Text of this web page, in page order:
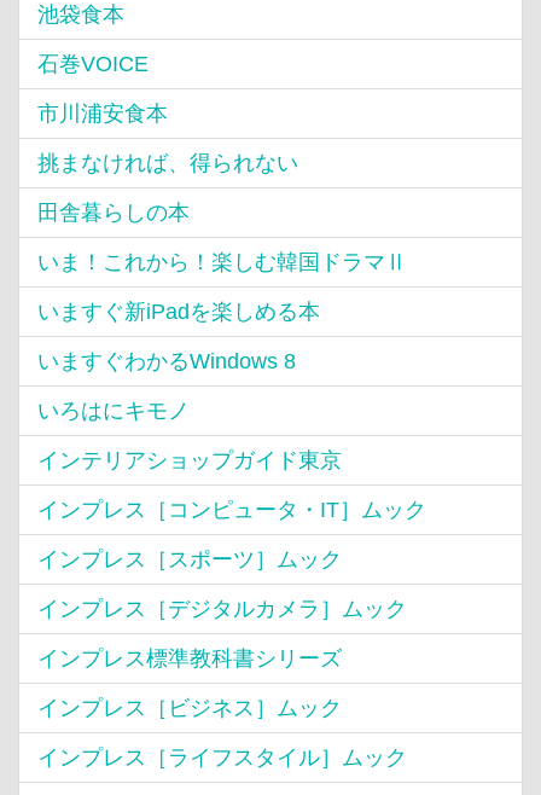
池袋食本
石巻VOICE
市川浦安食本
挑まなければ、得られない
田舎暮らしの本
いま！これから！楽しむ韓国ドラマⅡ
いますぐ新iPadを楽しめる本
いますぐわかるWindows 8
いろはにキモノ
インテリアショップガイド東京
インプレス［コンピュータ・IT］ムック
インプレス［スポーツ］ムック
インプレス［デジタルカメラ］ムック
インプレス標準教科書シリーズ
インプレス［ビジネス］ムック
インプレス［ライフスタイル］ムック